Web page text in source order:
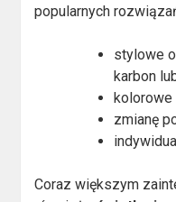
popularnych
stylowe
karbon
kolorowe
zmianę
Coraz większym